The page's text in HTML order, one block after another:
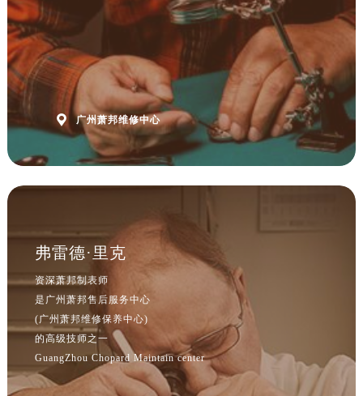
 广州萧邦维修中心
弗雷德·里克
资深萧邦制表师
是广州萧邦售后服务中心
(广州萧邦维修保养中心)
的高级技师之一
GuangZhou Chopard Maintain center